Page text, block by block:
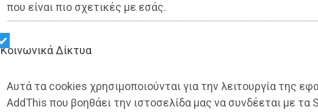
που είναι πιο σχετικές με εσάς.
Kοινωνικά Δίκτυα
Αυτά τα cookies χρησιμοποιούνται για την λειτουργία της
AddThis που βοηθάει την ιστοσελίδα μας να συνδέεται με τα